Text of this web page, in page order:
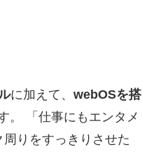
に加えて、 webOSを搭
。 「仕事にもエンタメ
りをすっきりさせた